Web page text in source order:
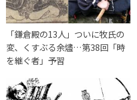
「鎌倉殿の13人」ついに牧氏の
変、くすぶる余燼…第38回「時
を継ぐ者」予習